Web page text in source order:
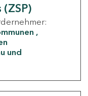
und